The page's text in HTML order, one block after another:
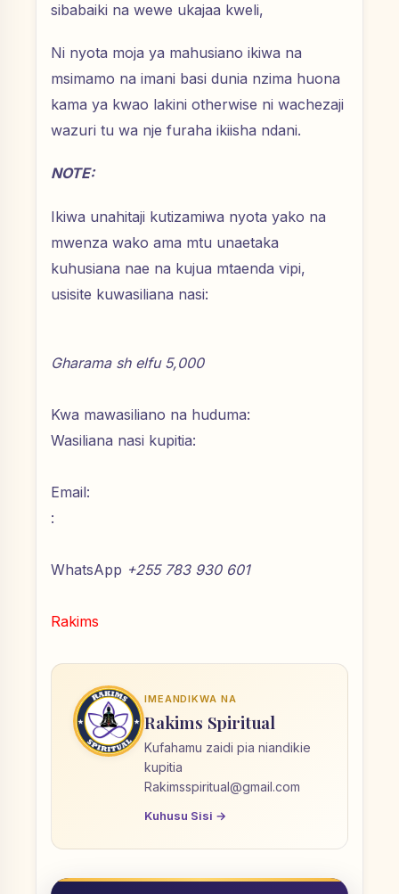
sibabaiki na wewe ukajaa kweli,
Ni nyota moja ya mahusiano ikiwa na
msimamo na imani basi dunia nzima huona
kama ya kwao lakini otherwise ni wachezaji
wazuri tu wa nje furaha ikiisha ndani.
NOTE:
Ikiwa unahitaji kutizamiwa nyota yako na
mwenza wako ama mtu unaetaka
kuhusiana nae na kujua mtaenda vipi,
usisite kuwasiliana nasi:
Gharama sh elfu 5,000
Kwa mawasiliano na huduma:
Wasiliana nasi kupitia:
Email:
:
WhatsApp +255 783 930 601
Rakims
IMEANDIKWA NA
Rakims Spiritual
Kufahamu zaidi pia niandikie
kupitia
Rakimsspiritual@gmail.com
Kuhusu Sisi →